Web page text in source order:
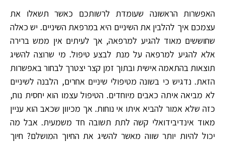
האפשרות הראשונה שעומדת לרשותכם כאשר תשאלו את
עצמכם איך להלבין את השיניים היא במרפאת השיניים. יש כאלה
שחוששים מאוד להגיע למרפאה, אך לעיתים אין ממש ברירה
אלא להגיע למרפאה על מנת לבצע טיפול. מי שרוצה להשיג
תוצאות בהתאמה אישית ובתוך זמן קצר יצטרך לבחור באפשרות
הזאת. נדגיש כי בשונה מטיפולי שיניים אחרים, הלבנה לשיניים
לא מביאה איתה כאבים מיוחדים. הטיפול עצמו הוא יחסית נוח,
כזה שלא אמור להביא איתו אי נוחות. אך מכיוון שכאב הוא עניין
מאוד אינדיבידואלי קשה לתת תשובה חד משמעית. אבל מה
יכול להיות יותר שווה מאשר להשיג את החיוך המושלם? חיוך